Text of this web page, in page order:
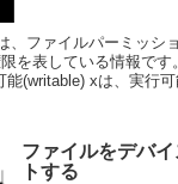
、ファイルパーミッシ
を表している情報で
(writable) xは、実行可
ファイルをデバ
トする